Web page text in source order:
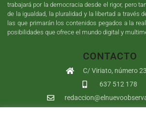
trabajará por la democracia desde el rigor, pero
de la igualdad, la pluralidad y la libertad a través
las que primarán los contenidos pegados a la
posibilidades que ofrece el mundo digital y
CONTACTO
C/ Viriato, número
637 512 178